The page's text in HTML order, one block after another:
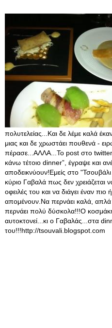
πολυτελείας...Και δε λέμε καλά
μιας και δε χρωστάει πουθενά -
πέρασε...ΑΛΛΑ...Το post στο twitter
κάνω τέτοιο dinner”, έγραψε και
αποδεικνύουν!Εμείς στο
κύριο Γαβαλά πως δεν χρειάζεται
οφειλές του και να διάγει έναν
απομένουν.Να περνάει καλά,
περνάει πολύ δύσκολα!!!Ο
αυτοκτονεί...κι ο Γαβαλάς...στα
του!!!http://tsouvali.blogspot.com